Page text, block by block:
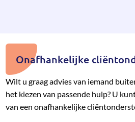
Onafhankelijke
Wilt u graag advies van iemand
het kiezen van pas­sende hulp? U
van een onafhan­kelijke